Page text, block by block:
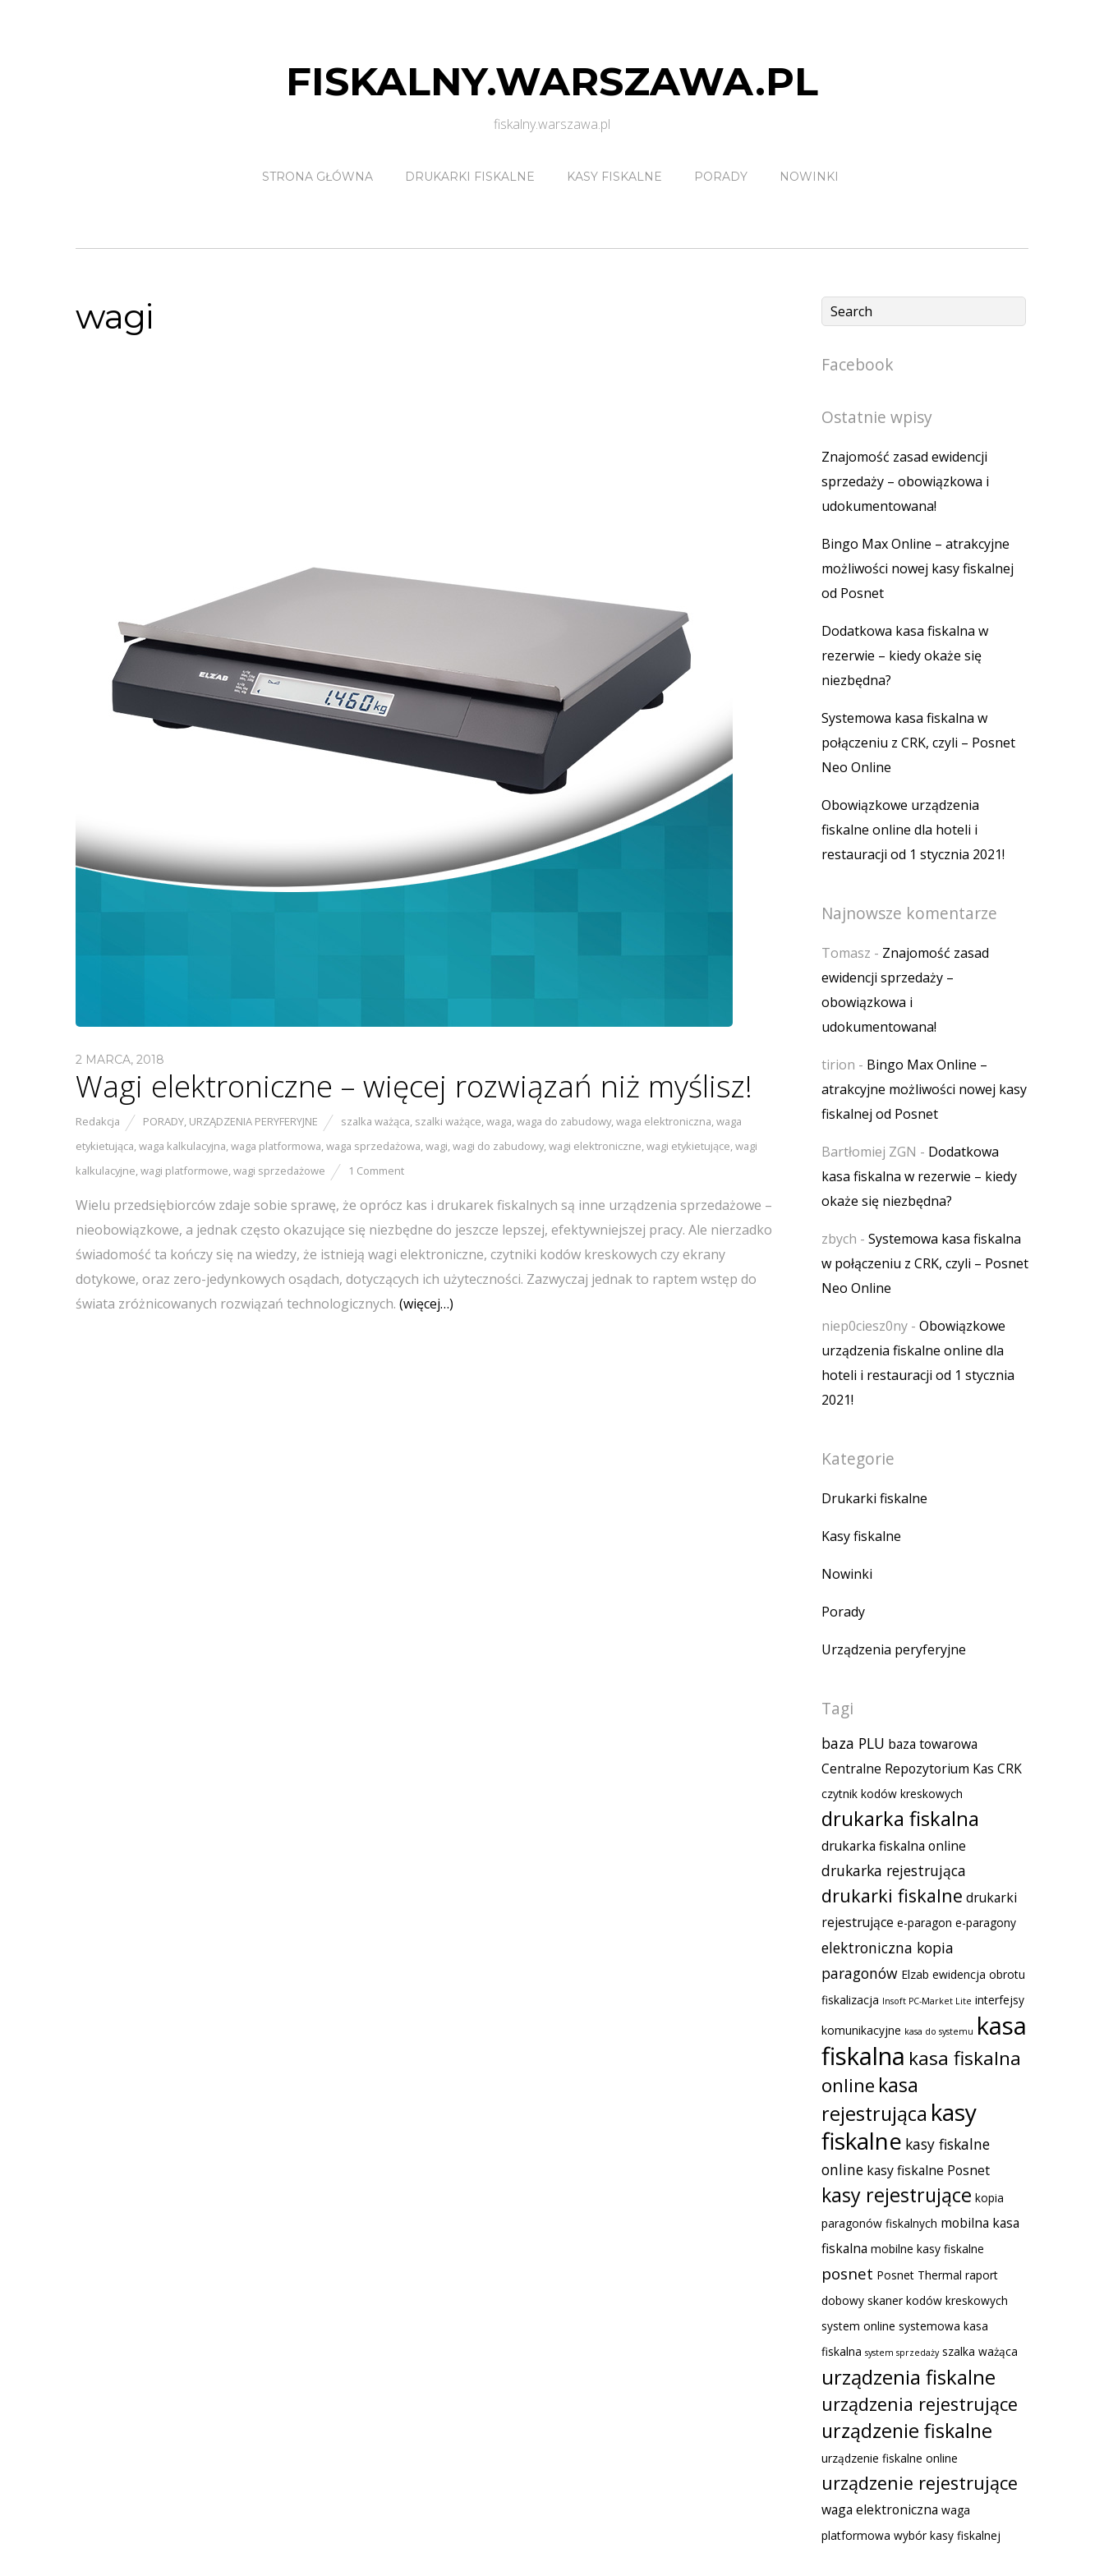
FISKALNY.WARSZAWA.PL
fiskalny.warszawa.pl
STRONA GŁÓWNA DRUKARKI FISKALNE KASY FISKALNE PORADY NOWINKI
wagi
2 MARCA, 2018
Wagi elektroniczne – więcej rozwiązań niż myślisz!
Redakcja PORADY, URZĄDZENIA PERYFERYJNE szalka ważąca, szalki ważące,waga,waga do zabudowy,waga elektroniczna,waga
etykietująca,waga kalkulacyjna,waga platformowa,waga sprzedażowa,wagi,wagi do zabudowy,wagi elektroniczne,wagi etykietujące,wagi
kalkulacyjne,wagi platformowe,wagi sprzedażowe 1 Comment
Wielu przedsiębiorców zdaje sobie sprawę, że oprócz kas i drukarek fiskalnych są inne urządzenia sprzedażowe –
nieobowiązkowe, a jednak często okazujące się niezbędne do jeszcze lepszej, efektywniejszej pracy. Ale nierzadko
świadomość ta kończy się na wiedzy, że istnieją wagi elektroniczne, czytniki kodów kreskowych czy ekrany
dotykowe, oraz zero-jedynkowych osądach, dotyczących ich użyteczności. Zazwyczaj jednak to raptem wstęp do
świata zróżnicowanych rozwiązań technologicznych. (więcej…)
Facebook
Ostatnie wpisy
Znajomość zasad ewidencji
sprzedaży – obowiązkowa i
udokumentowana!
Bingo Max Online – atrakcyjne
możliwości nowej kasy fiskalnej
od Posnet
Dodatkowa kasa fiskalna w
rezerwie – kiedy okaże się
niezbędna?
Systemowa kasa fiskalna w
połączeniu z CRK, czyli – Posnet
Neo Online
Obowiązkowe urządzenia
fiskalne online dla hoteli i
restauracji od 1 stycznia 2021!
Najnowsze komentarze
Tomasz - Znajomość zasad
ewidencji sprzedaży –
obowiązkowa i
udokumentowana!
tirion - Bingo Max Online –
atrakcyjne możliwości nowej kasy
fiskalnej od Posnet
Bartłomiej ZGN - Dodatkowa
kasa fiskalna w rezerwie – kiedy
okaże się niezbędna?
zbych - Systemowa kasa fiskalna
w połączeniu z CRK, czyli – Posnet
Neo Online
niep0ciesz0ny - Obowiązkowe
urządzenia fiskalne online dla
hoteli i restauracji od 1 stycznia
2021!
Kategorie
Drukarki fiskalne
Kasy fiskalne
Nowinki
Porady
Urządzenia peryferyjne
Tagi
baza PLU baza towarowa
Centralne Repozytorium Kas CRK
czytnik kodów kreskowych
drukarka fiskalna
drukarka fiskalna online
drukarka rejestrująca
drukarki fiskalne drukarki
rejestrujące e-paragon e-paragony
elektroniczna kopia
paragonów Elzab ewidencja obrotu
fiskalizacja Insoft PC-Market Lite interfejsy
komunikacyjne kasa do systemu kasa
fiskalna kasa fiskalna
online kasa
rejestrująca kasy
fiskalne kasy fiskalne
online kasy fiskalne Posnet
kasy rejestrujące kopia
paragonów fiskalnych mobilna kasa
fiskalna mobilne kasy fiskalne
posnet Posnet Thermal raport
dobowy skaner kodów kreskowych
system online systemowa kasa
fiskalna system sprzedaży szalka ważąca
urządzenia fiskalne
urządzenia rejestrujące
urządzenie fiskalne
urządzenie fiskalne online
urządzenie rejestrujące
waga elektroniczna waga
platformowa wybór kasy fiskalnej